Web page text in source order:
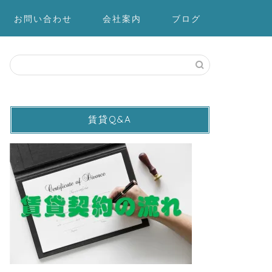
お問い合わせ 会社案内 ブログ
賃貸Q&A